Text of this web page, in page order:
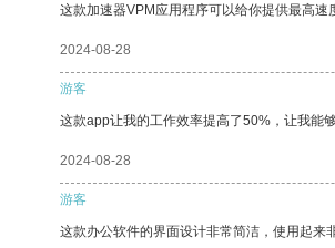
这款加速器VPM应用程序可以给你提供最高速
2024-08-28
游客
这款app让我的工作效率提高了50%，让我能
2024-08-28
游客
这款办公软件的界面设计非常简洁，使用起来